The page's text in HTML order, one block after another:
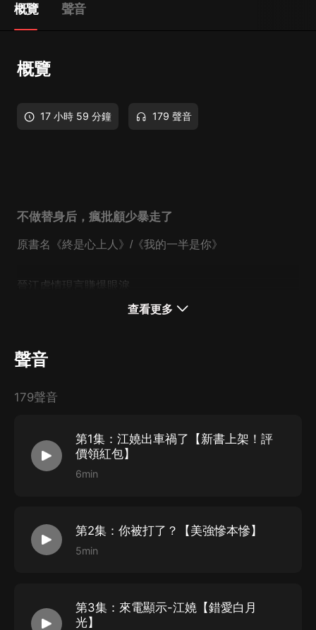
概覽 聲音
概覽
17 小時 59 分鐘 179 聲音
不做替身后，瘋批顧少暴走了
原書名《終是心上人》/《我的一半是你》
晉江虐情現言賺爆眼淚
內容簡介
他在她最愛的時候傷她整她
她在他最愛她的時候，離開
他機關算儘步步為營，想要把江嬈承受的傷害都報復到
“罪魁禍首”江念身上，
他瘋了一樣的找她……直到“老公，我和寶寶回來了”
查看更多
聲音
179聲音
第1集：江嬈出車禍了【新書上架！評
價領紅包】
6min
第2集：你被打了？【美強慘本慘】
5min
第3集：來電顯示-江嬈【錯愛白月
光】